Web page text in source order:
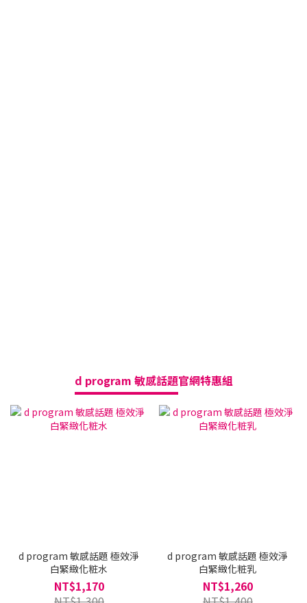
d program 敏感話題官網特惠組
d program 敏感話題 極效淨
白緊緻化粧水
NT$1,170
d program 敏感話題 極效淨
白緊緻化粧乳
NT$1,260